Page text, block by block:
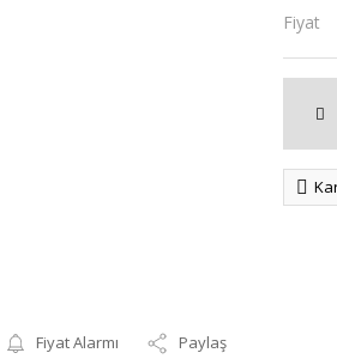
Fiyat Alarmı Paylaş
Fiyat